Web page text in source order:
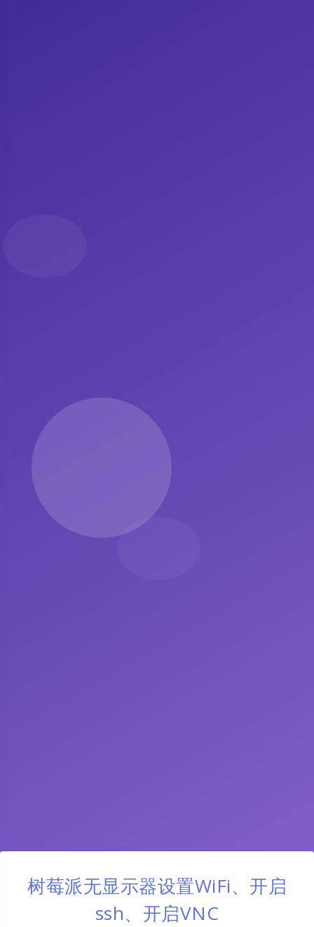
树莓派无显示器设置WiFi、开启
ssh、开启VNC